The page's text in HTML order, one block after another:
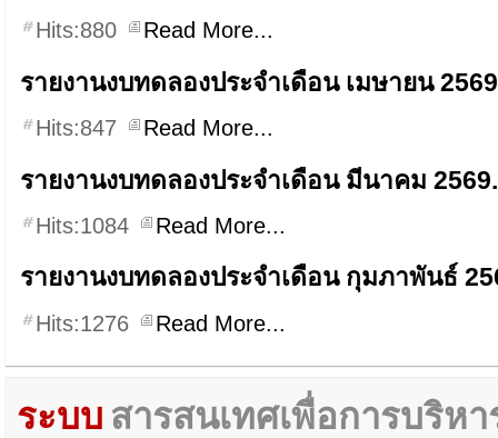
Hits:880 Read More...
รายงานงบทดลองประจำเดือน เมษายน
Hits:847 Read More...
รายงานงบทดลองประจำเดือน มีนาคม
Hits:1084 Read More...
รายงานงบทดลองประจำเดือน กุมภาพันธ์
Hits:1276 Read More...
ระบบ สารสนเทศเพื่อการบริห